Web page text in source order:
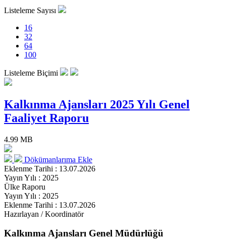
Listeleme Sayısı
16
32
64
100
Listeleme Biçimi
Kalkınma Ajansları 2025 Yılı Genel
Faaliyet Raporu
4.99 MB
Dökümanlarıma Ekle
Eklenme Tarihi : 13.07.2026
Yayın Yılı : 2025
Ülke Raporu
Yayın Yılı : 2025
Eklenme Tarihi : 13.07.2026
Hazırlayan / Koordinatör
Kalkınma Ajansları Genel Müdürlüğü